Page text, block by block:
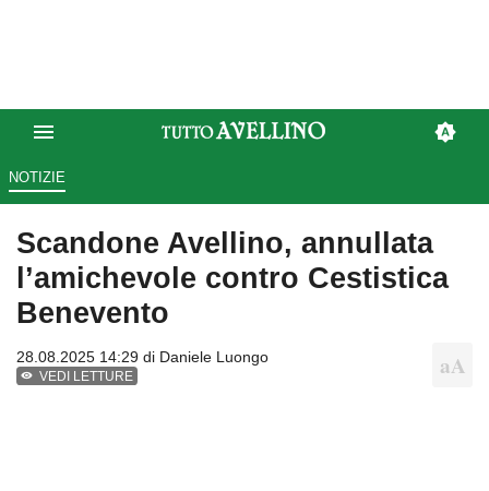
NOTIZIE
Scandone Avellino, annullata
l’amichevole contro Cestistica
Benevento
28.08.2025 14:29 di Daniele Luongo
VEDI LETTURE